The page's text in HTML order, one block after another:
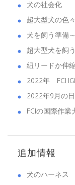
犬の社会化
超大型犬の色々
犬を飼う準備
超大型犬を飼
紐リードか伸
2022年 FCI
2022年9月の
FCIの国際作
追加情報
犬のハーネス